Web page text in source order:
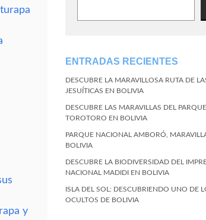
y
ENTRADAS RECIENTES
DESCUBRE LA MARAVILLOSA RUTA DE
JESUÍTICAS EN BOLIVIA
DESCUBRE LAS MARAVILLAS DEL
TOROTORO EN BOLIVIA
PARQUE NACIONAL AMBORÓ,
BOLIVIA
DESCUBRE LA BIODIVERSIDAD DEL
NACIONAL MADIDI EN BOLIVIA
ISLA DEL SOL: DESCUBRIENDO UNO DE
OCULTOS DE BOLIVIA